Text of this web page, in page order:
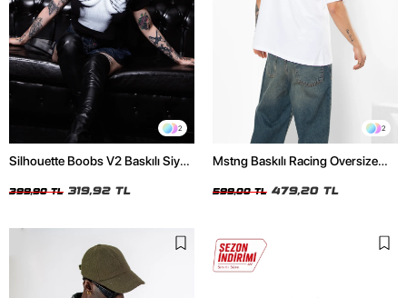
2
Silhouette Boobs V2 Baskılı Siyah
399,90 TL 319,92 TL
2
Mstng Baskılı Racing Oversize
599,00 TL 479,20 TL